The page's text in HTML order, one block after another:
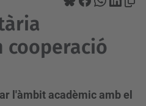
cooperació
l'àmbit acadèmic amb el